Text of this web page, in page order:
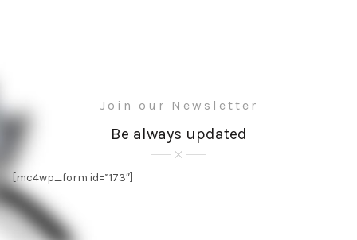
Join our Newsletter
Be always updated
[mc4wp_form id=”173″]